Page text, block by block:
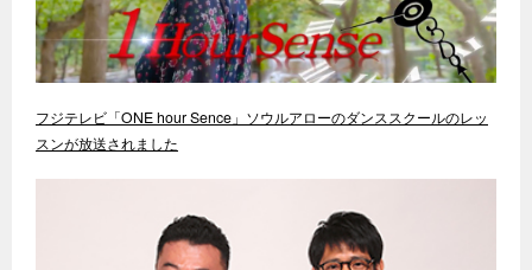
フジテレビ「ONE hour Sence」ソウルアローのダンススクールのレッ
スンが放送されました